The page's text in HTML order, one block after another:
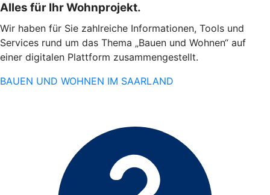
Alles für Ihr Wohnprojekt.
Wir haben für Sie zahlreiche Informationen, Tools und
Services rund um das Thema „Bauen und Wohnen“ auf
einer digitalen Plattform zusammengestellt.
BAUEN UND WOHNEN IM SAARLAND